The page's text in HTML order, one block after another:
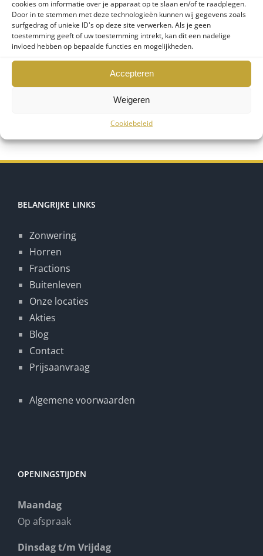
cookies om informatie over je apparaat op te slaan en/of te raadplegen.
Door in te stemmen met deze technologieën kunnen wij gegevens zoals
surfgedrag of unieke ID's op deze site verwerken. Als je geen
toestemming geeft of uw toestemming intrekt, kan dit een nadelige
invloed hebben op bepaalde functies en mogelijkheden.
Accepteren
Weigeren
Cookiebeleid
Showroombezoek
aantal
PLAN SHOWROOMBEZOEK
BELANGRIJKE LINKS
Zonwering
Horren
Fractions
Buitenleven
Onze locaties
Akties
Blog
Contact
Prijsaanvraag
Algemene voorwaarden
OPENINGSTIJDEN
Maandag
Op afspraak
Dinsdag t/m Vrijdag